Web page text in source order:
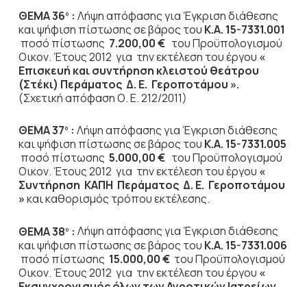
ΘΕΜΑ 36ο : Λήψη απόφασης για Έγκριση διάθεσης
και ψήφιση πίστωσης σε βάρος του Κ.Α. 15-7331.001
ποσό πίστωσης 7.200,00 €του Προϋπολογισμού
Οικον. Έτους 2012 για την εκτέλεση του έργου «
Επισκευή και συντήρηση κλειστού θεάτρου
(Στέκι) Περάματος Δ. Ε. Γεροποτάμου ».
(Σχετική απόφαση Ο. Ε. 212/2011)
ΘΕΜΑ 37ο : Λήψη απόφασης για Έγκριση διάθεσης
και ψήφιση πίστωσης σε βάρος του Κ.Α. 15-7331.005
ποσό πίστωσης 5.000,00 €του Προϋπολογισμού
Οικον. Έτους 2012 για την εκτέλεση του έργου «
Συντήρηση ΚΑΠΗ Περάματος Δ. Ε. Γεροποτάμου
»και καθορισμός τρόπου εκτέλεσης.
ΘΕΜΑ 38ο : Λήψη απόφασης για Έγκριση διάθεσης
και ψήφιση πίστωσης σε βάρος του Κ.Α. 15-7331.006
ποσό πίστωσης 15.000,00 €του Προϋπολογισμού
Οικον. Έτους 2012 για την εκτέλεση του έργου «